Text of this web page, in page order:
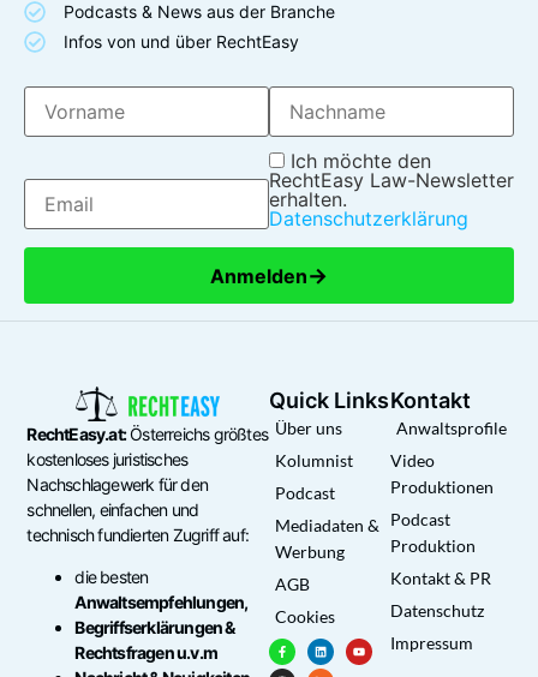
Podcasts & News aus der Branche
Infos von und über RechtEasy
Ich möchte den
RechtEasy Law-Newsletter
erhalten.
Datenschutzerklärung
Anmelden→
RechtEasy.at:Österreichs größtes
kostenloses juristisches
Nachschlagewerk für den
schnellen, einfachen und
technisch fundierten Zugriff auf:
die besten
Anwaltsempfehlungen,
Begriffserklärungen &
Rechtsfragen u.v.m
Quick Links
Über uns
Kolumnist
Podcast
Mediadaten &
Werbung
AGB
Cookies
Kontakt
Anwaltsprofile
Video
Produktionen
Podcast
Produktion
Kontakt & PR
Datenschutz
Impressum